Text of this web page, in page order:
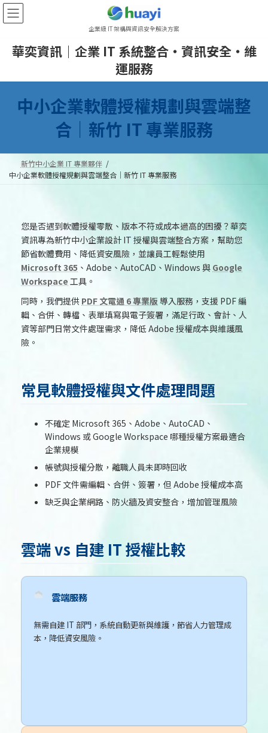
Skip
to
content
Skip
to
Navigation
企業級 IT 架構與資訊安全解決方案
華奕資訊｜企業 IT 系統整合・資訊安全・維
運服務
中小企業軟體授權規劃與雲端整
合｜新竹 IT 專業服務
新竹中小企業 IT 專業夥伴
中小企業軟體授權規劃與雲端整合｜新竹 IT 專業服務
您是否遇到軟體授權零散、版本不符或成本過高的困擾？華奕
資訊專為新竹中小企業設計 IT 授權與雲端整合方案，幫助您
節省軟體費用、降低資安風險，並讓員工輕鬆使用
Microsoft 365 、Adobe、AutoCAD、Windows 與 Google
Workspace 工具。
同時，我們提供 PDF 文電通 6 專業版 導入服務，支援 PDF 編
輯、合併、轉檔、表單填寫與電子簽署，滿足行政、會計、人
資等部門日常文件處理需求，降低 Adobe 授權成本與維護風
險。
常見軟體授權與文件處理問題
不確定 Microsoft 365、Adobe、AutoCAD、
Windows 或 Google Workspace 哪種授權方案最適合
企業規模
帳號與授權分散，離職人員未即時回收
PDF 文件需編輯、合併、簽署，但 Adobe 授權成本高
缺乏與企業網路、防火牆及資安整合，增加管理風險
雲端 vs 自建 IT 授權比較
雲端服務
無需自建 IT 部門，系統自動更新與維護，節省人力管理成
本，降低資安風險。